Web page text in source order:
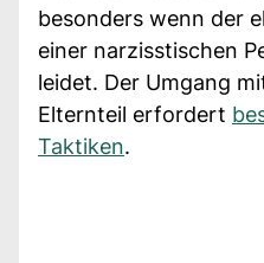
besonders wenn der
einer narzisstischen
leidet. Der Umgang
Elternteil erfordert
Taktiken.